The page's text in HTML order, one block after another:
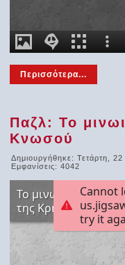
Περισσότερα...
Παζλ: Το
Κνωσού
Δημιουργήθηκε: Τετάρτη,
Εμφανίσεις: 4042